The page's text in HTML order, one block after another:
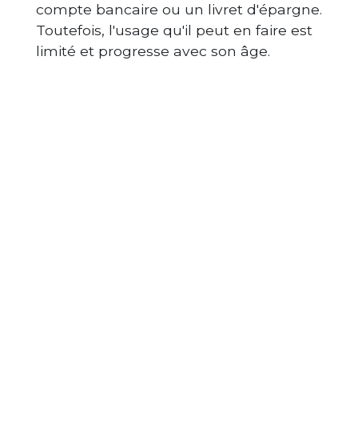
compte bancaire ou un livret d'épargne.
Toutefois, l'usage qu'il peut en faire est
limité et progresse avec son âge.